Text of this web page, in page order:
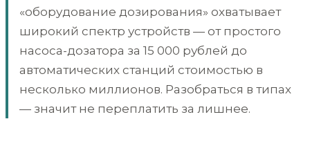
«оборудование дозирования» охватывает
широкий спектр устройств — от простого
насоса-дозатора за 15 000 рублей до
автоматических станций стоимостью в
несколько миллионов. Разобраться в типах
— значит не переплатить за лишнее.